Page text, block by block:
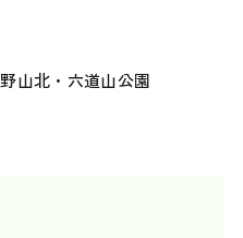
野山北・六道山公園